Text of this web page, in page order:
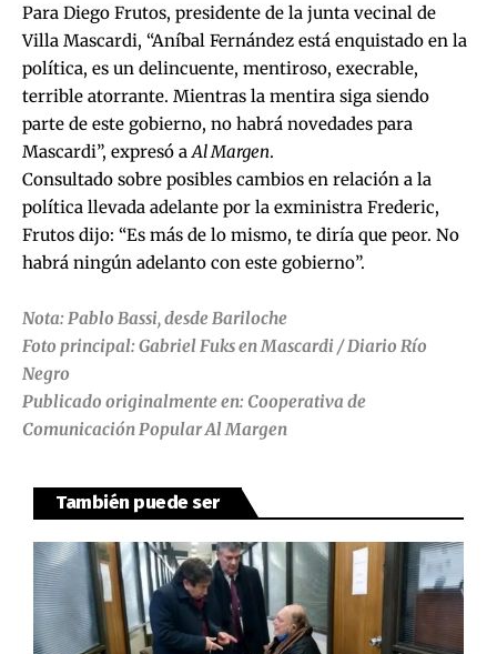
Para Diego Frutos, presidente de la junta vecinal de
Villa Mascardi, “Aníbal Fernández está enquistado en la
política, es un delincuente, mentiroso, execrable,
terrible atorrante. Mientras la mentira siga siendo
parte de este gobierno, no habrá novedades para
Mascardi”, expresó aAl Margen.
Consultado sobre posibles cambios en relación a la
política llevada adelante por la exministra Frederic,
Frutos dijo: “Es más de lo mismo, te diría que peor. No
habrá ningún adelanto con este gobierno”.
Nota: Pablo Bassi, desde Bariloche
Foto principal: Gabriel Fuks en Mascardi / Diario Río
Negro
Publicado originalmente en: Cooperativa de
Comunicación Popular Al Margen
También puede ser